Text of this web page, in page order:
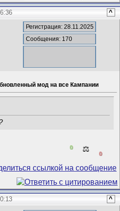
^
Регистрация: 28.11.2025
Сообщения: 170
мод на все Кампании
0 ⚖️
0
^